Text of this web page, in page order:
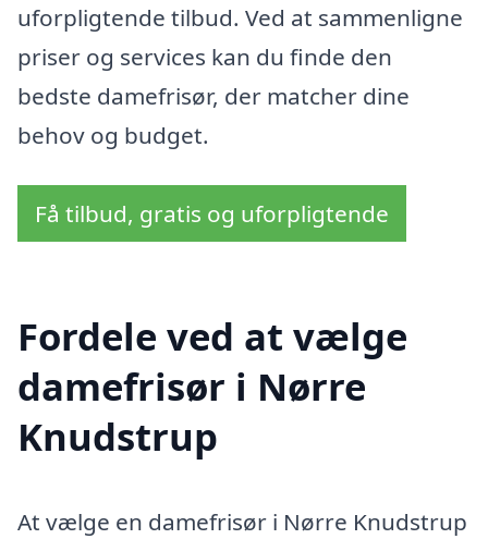
uforpligtende tilbud. Ved at sammenligne
priser og services kan du finde den
bedste damefrisør, der matcher dine
behov og budget.
Få tilbud, gratis og uforpligtende
Fordele ved at vælge
damefrisør i Nørre
Knudstrup
At vælge en damefrisør i Nørre Knudstrup